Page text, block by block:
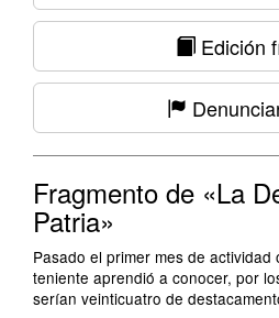
Edición
Fragmento de «La
Patria»
Pasado el primer mes de
teniente aprendió a conocer, por
serían veinticuatro de